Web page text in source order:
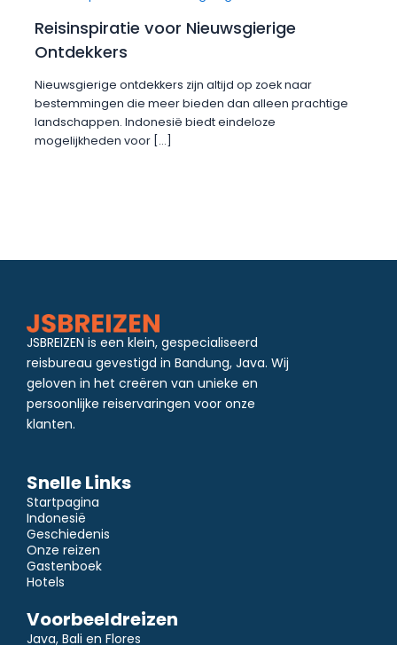
Reisinspiratie voor Nieuwsgierige
Ontdekkers
Nieuwsgierige ontdekkers zijn altijd op zoek naar
bestemmingen die meer bieden dan alleen prachtige
landschappen. Indonesië biedt eindeloze
mogelijkheden voor […]
JSBREIZEN is een klein, gespecialiseerd
reisbureau gevestigd in Bandung, Java. Wij
geloven in het creëren van unieke en
persoonlijke reiservaringen voor onze
klanten.
Snelle Links
Startpagina
Indonesië
Geschiedenis
Onze reizen
Gastenboek
Hotels
Voorbeeldreizen
Java, Bali en Flores